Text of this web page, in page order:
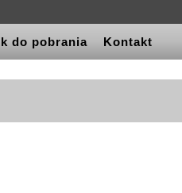
do pobrania Kontakt